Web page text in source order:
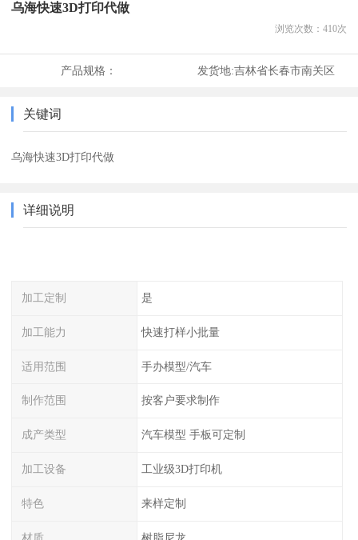
乌海快速3D打印代做
浏览次数： 410次
产品规格： 发货地:吉林省长春市南关区
关键词
乌海快速3D打印代做
详细说明
加工定制 是
加工能力 快速打样小批量
适用范围 手办模型/汽车
制作范围 按客户要求制作
成产类型 汽车模型 手板可定制
加工设备 工业级3D打印机
特色 来样定制
材质 树脂尼龙